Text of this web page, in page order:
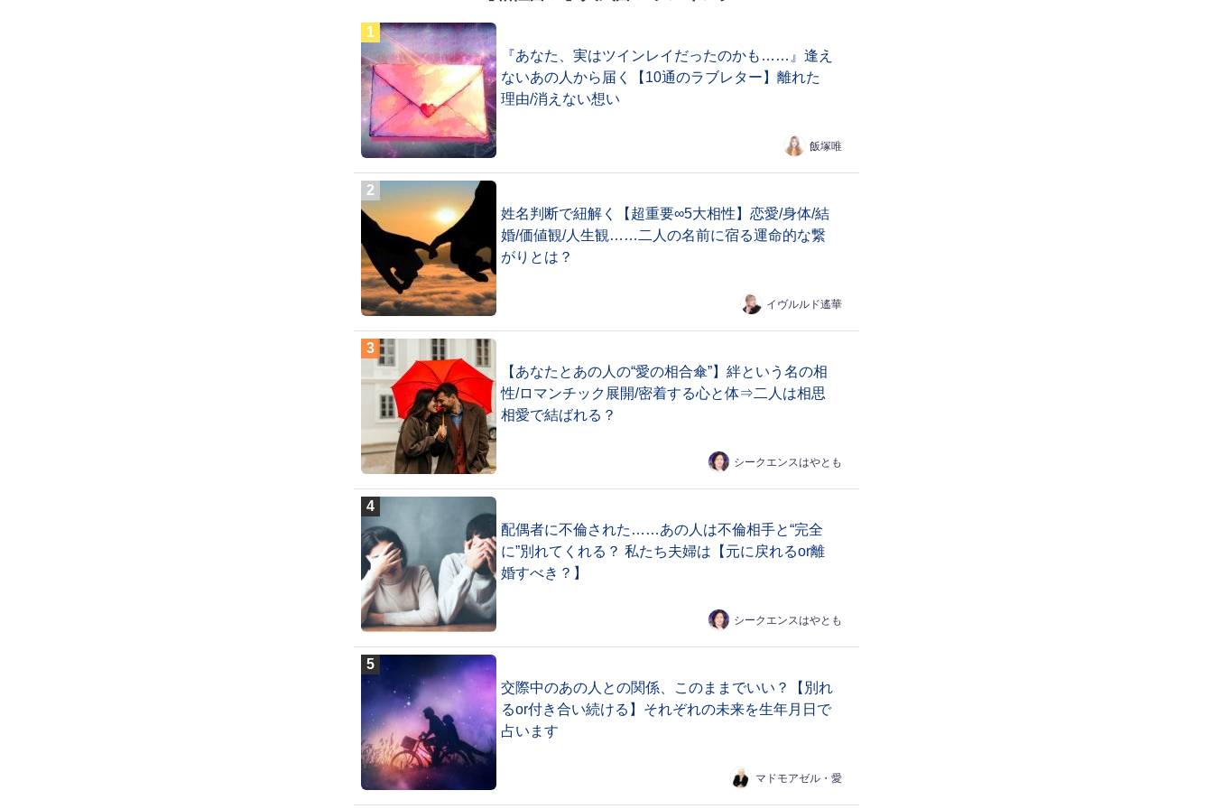
『あなた、実はツインレイだったのかも……』逢え
ないあの人から届く【10通のラブレター】離れた
理由/消えない想い
飯塚唯
姓名判断で紐解く【超重要∞5大相性】恋愛/身体/結
婚/価値観/人生観……二人の名前に宿る運命的な繋
がりとは？
イヴルルド遙華
【あなたとあの人の“愛の相合傘”】絆という名の相
性/ロマンチック展開/密着する心と体⇒二人は相思
相愛で結ばれる？
シークエンスはやとも
配偶者に不倫された……あの人は不倫相手と“完全
に”別れてくれる？ 私たち夫婦は【元に戻れるor離
婚すべき？】
シークエンスはやとも
交際中のあの人との関係、このままでいい？【別れ
るor付き合い続ける】それぞれの未来を生年月日で
占います
マドモアゼル・愛